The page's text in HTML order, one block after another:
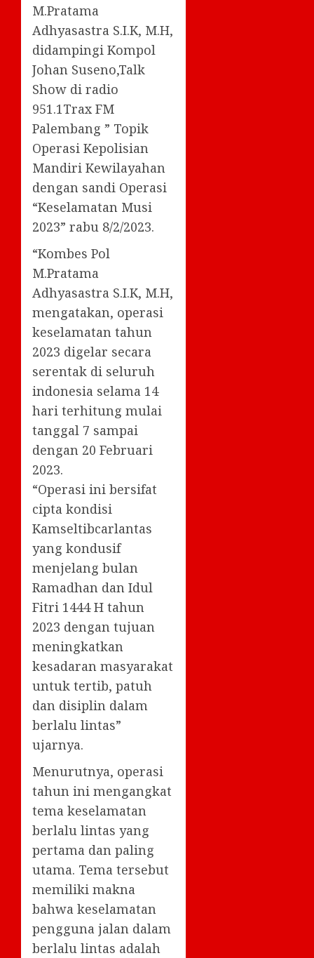
M.Pratama
Adhyasastra S.I.K, M.H,
didampingi Kompol
Johan Suseno,Talk
Show di radio
951.1Trax FM
Palembang ” Topik
Operasi Kepolisian
Mandiri Kewilayahan
dengan sandi Operasi
“Keselamatan Musi
2023” rabu 8/2/2023.
“Kombes Pol
M.Pratama
Adhyasastra S.I.K, M.H,
mengatakan, operasi
keselamatan tahun
2023 digelar secara
serentak di seluruh
indonesia selama 14
hari terhitung mulai
tanggal 7 sampai
dengan 20 Februari
2023.
“Operasi ini bersifat
cipta kondisi
Kamseltibcarlantas
yang kondusif
menjelang bulan
Ramadhan dan Idul
Fitri 1444 H tahun
2023 dengan tujuan
meningkatkan
kesadaran masyarakat
untuk tertib, patuh
dan disiplin dalam
berlalu lintas”
ujarnya.
Menurutnya, operasi
tahun ini mengangkat
tema keselamatan
berlalu lintas yang
pertama dan paling
utama. Tema tersebut
memiliki makna
bahwa keselamatan
pengguna jalan dalam
berlalu lintas adalah